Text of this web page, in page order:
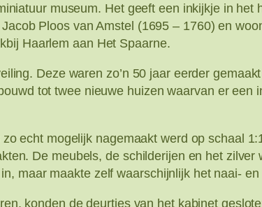
museum. Het geeft een inkijkje in
Ploos van Amstel (1695 – 1760) en
Haarlem aan Het Spaarne.
Deze waren zo’n 50 jaar eerder
tot twee nieuwe huizen waarvan er
echt mogelijk nagemaakt werd op schaal
De meubels, de schilderijen en het
maar maakte zelf waarschijnlijk het naai-
konden de deurtjes van het kabinet